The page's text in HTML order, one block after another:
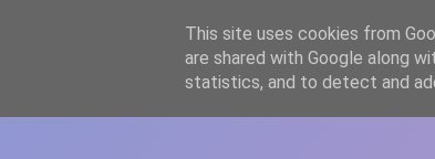
WWW.GAZISTI.RO
This site uses cookies from
are shared with Google along
statistics, and to detect and